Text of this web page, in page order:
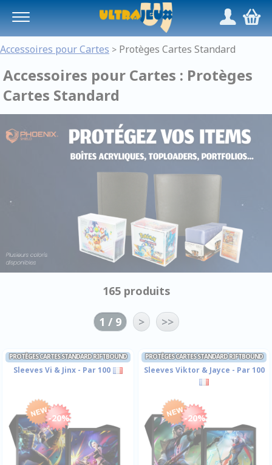
/,
Accessoires pour Cartes > Protèges Cartes Standard
Accessoires pour Cartes : Protèges
Cartes Standard
165 produits
1 / 9 > >>
PROTÈGES CARTES STANDARD RIFTBOUND
Sleeves Vi & Jinx - Par 100
-20%
PROTÈGES CARTES STANDARD RIFTBOUND
Sleeves Viktor & Jayce - Par 100
-20%